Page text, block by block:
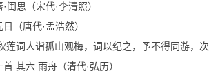
·闺思（宋代·李清照）
日（唐代·孟浩然）
莲词人诣孤山观梅，词以纪之，予不得同游，次
其六 雨舟（清代·弘历）